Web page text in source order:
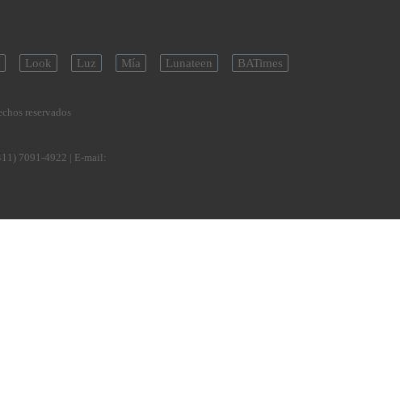
Look Luz Mía Lunateen BATimes
reservados
7091-4922 | E-mail: